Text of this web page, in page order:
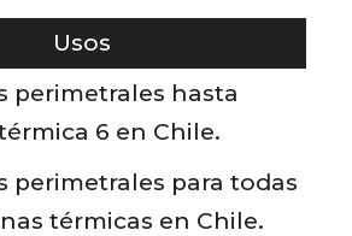
Usos
perimetrales hasta
6 en Chile.
perimetrales para todas
térmicas en Chile.